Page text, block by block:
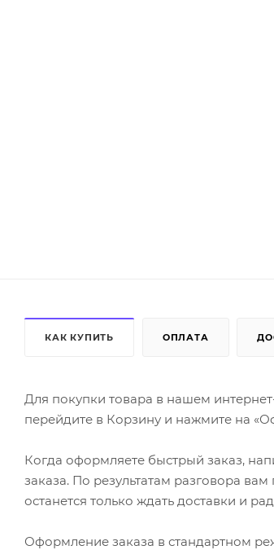
КАК КУПИТЬ ОПЛАТА
Для покупки товара в нашем
перейдите в Корзину и нажмите на
Когда оформляете быстрый заказ,
заказа. По результатам разговора
останется только ждать доставки и
Оформление заказа в стандартном